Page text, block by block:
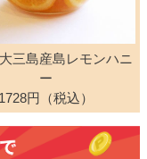
三島産島レモンハニ
ー
1728円（税込）